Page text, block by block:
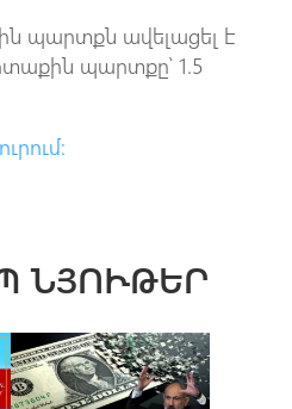
պարտքն ավելացել է
պարտքը՝ 1.5
ՆՅՈՒԹԵՐ